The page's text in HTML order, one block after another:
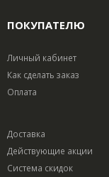
ПОКУПАТЕЛЮ
Личный кабинет
Как сделать заказ
Оплата
Доставка
Действующие акции
Система скидок